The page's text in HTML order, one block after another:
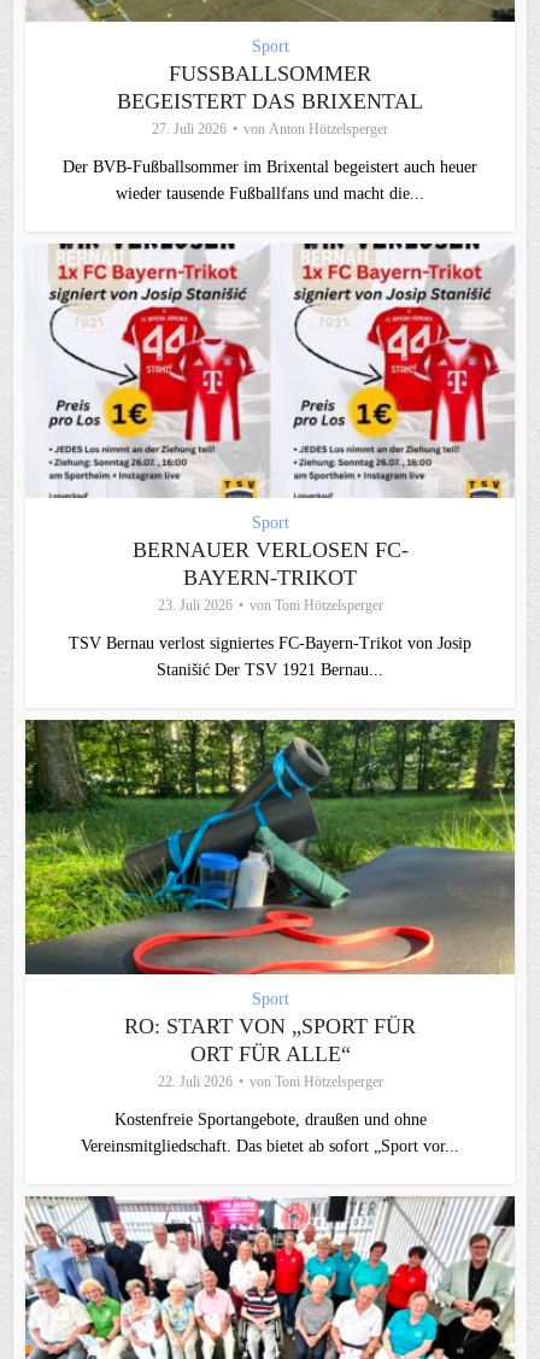
Sport
FUSSBALLSOMMER B
EGEISTERT DAS BRIXENTAL
27. Juli 2026 von Anton Hötzelsperger
Der BVB-Fußballsommer im Brixental begeistert auch heuer
wieder tausende Fußballfans und macht die...
Sport
BERNAUER VERLOSEN FC-
BAYERN-TRIKOT
23. Juli 2026 von Toni Hötzelsperger
TSV Bernau verlost signiertes FC‑Bayern‑Trikot von Josip
Stanišić Der TSV 1921 Bernau...
Sport
RO: START VON „SPORT FÜR
ORT FÜR ALLE“
22. Juli 2026 von Toni Hötzelsperger
Kostenfreie Sportangebote, draußen und ohne
Vereinsmitgliedschaft. Das bietet ab sofort „Sport vor...